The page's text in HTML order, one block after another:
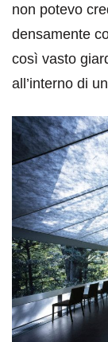
non potevo
densamente
così vasto
all’interno di